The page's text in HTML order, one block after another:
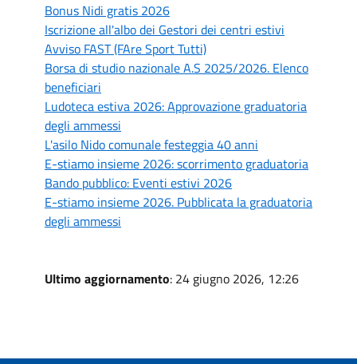
Bonus Nidi gratis 2026
Iscrizione all'albo dei Gestori dei centri estivi
Avviso FAST (FAre Sport Tutti)
Borsa di studio nazionale A.S 2025/2026. Elenco
beneficiari
Ludoteca estiva 2026: Approvazione graduatoria
degli ammessi
L'asilo Nido comunale festeggia 40 anni
E-stiamo insieme 2026: scorrimento graduatoria
Bando pubblico: Eventi estivi 2026
E-stiamo insieme 2026. Pubblicata la graduatoria
degli ammessi
Ultimo aggiornamento: 24 giugno 2026, 12:26